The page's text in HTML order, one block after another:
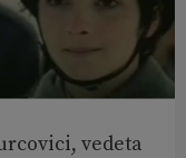
vedeta